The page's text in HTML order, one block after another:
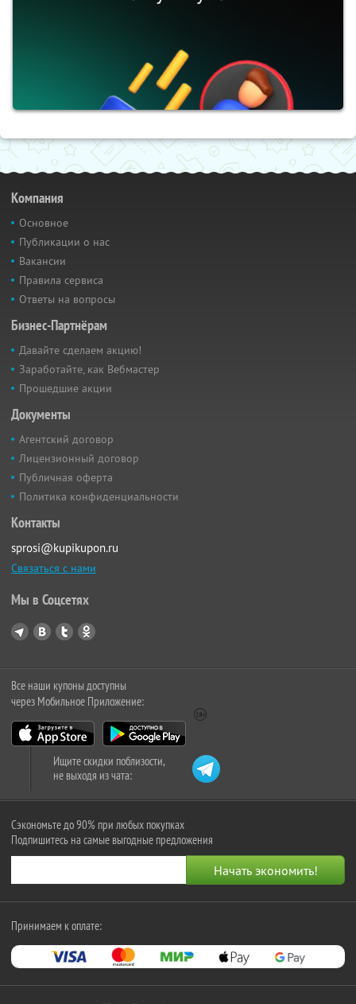
Компания
Основное
Публикации о нас
Вакансии
Правила сервиса
Ответы на вопросы
Бизнес-Партнёрам
Давайте сделаем акцию!
Заработайте, как Вебмастер
Прошедшие акции
Документы
Агентский договор
Лицензионный договор
Публичная оферта
Политика конфиденциальности
Контакты
sprosi@kupikupon.ru
Связаться с нами
Мы в Соцсетях
Все наши купоны доступны
через Мобильное Приложение:
Ищите скидки поблизости,
не выходя из чата:
Сэкономьте до 90% при любых покупках
Подпишитесь на самые выгодные предложения
Принимаем к оплате: